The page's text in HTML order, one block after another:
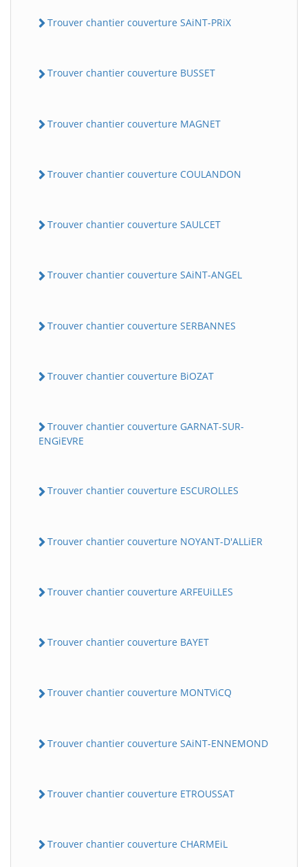
Trouver chantier couverture SAiNT-PRiX
Trouver chantier couverture BUSSET
Trouver chantier couverture MAGNET
Trouver chantier couverture COULANDON
Trouver chantier couverture SAULCET
Trouver chantier couverture SAiNT-ANGEL
Trouver chantier couverture SERBANNES
Trouver chantier couverture BiOZAT
Trouver chantier couverture GARNAT-SUR-
ENGiEVRE
Trouver chantier couverture ESCUROLLES
Trouver chantier couverture NOYANT-D'ALLiER
Trouver chantier couverture ARFEUiLLES
Trouver chantier couverture BAYET
Trouver chantier couverture MONTViCQ
Trouver chantier couverture SAiNT-ENNEMOND
Trouver chantier couverture ETROUSSAT
Trouver chantier couverture CHARMEiL